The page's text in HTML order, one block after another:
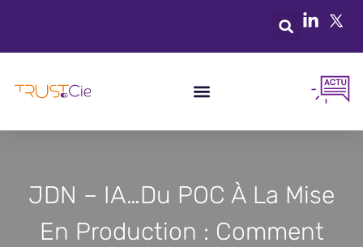
JDN – IA…du POC À La Mise
En Production : Comment